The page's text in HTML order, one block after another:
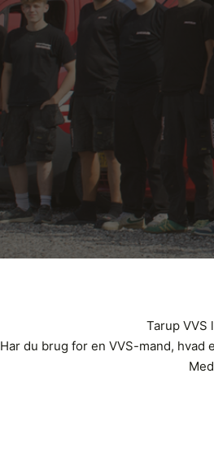
Tarup
Har du brug for en VVS-mand,